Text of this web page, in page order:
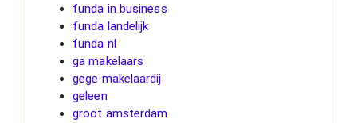
funda in business
funda landelijk
funda nl
ga makelaars
gege makelaardij
geleen
groot amsterdam